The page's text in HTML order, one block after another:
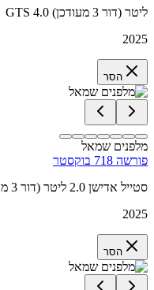
GTS 4.0 ליטר (דור 3 מעודכן)
2025
הסר
מלפנים שמאל
פורשה 718 בוקסטר
סטייל אדישן 2.0 ליטר (דור 3 מעודכן)
2025
הסר